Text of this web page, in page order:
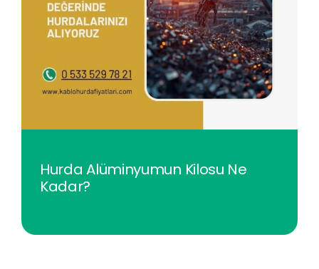
Hurda Alüminyumun Kilosu Ne
Kadar?